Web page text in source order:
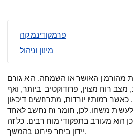
פרמקודינמיקה
מינון וניהול
מהורמון האושר או השמחה. הוא גורם
רוח מצוין, פרודוקטיבי ביותר, ואף
כאשר רמותיו יורדות, מתרחשים דיכאון
לעשות משהו. לכן, חומר זה נחשב לאחד
הוא מעורב בתפקודי מוח רבים. כל זה
יידון ביתר פירוט בהמשך.